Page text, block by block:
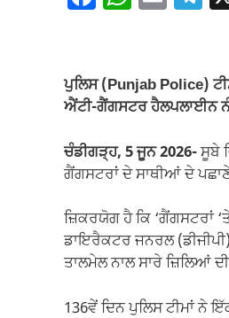
e
b
o
o
s
A
p
p
gr
a
m
ਪੁਲਿਸ (Punjab Police)
ਐਂਟੀ-ਗੈਂਗਸਟਰ ਹੈਲਪਲਾਈਨ
ਚੰਡੀਗੜ੍ਹ, 5 ਜੂਨ 2026-ਸੂਬੇ
ਗੈਂਗਸਟਰਾਂ ਦੇ ਸਾਥੀਆਂ ਦੇ
ਜ਼ਿਕਰਯੋਗ ਹੈ ਕਿ ‘ਗੈਂਗਸਟਰਾਂ
ਡਾਇਰੈਕਟਰ ਜਨਰਲ
ਤਾਲਮੇਲ ਨਾਲ ਸਾਰੇ ਜ਼ਿਲਿਆਂ
136ਵੇਂ ਦਿਨ ਪੁਲਿਸ ਟੀਮਾਂ ਨੇ